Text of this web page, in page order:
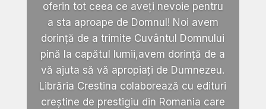
oferin tot ceea ce aveți nevoie pentru
a sta aproape de Domnul! Noi avem
dorință de a trimite Cuvântul Domnului
pină la capătul lumii,avem dorință de a
vă ajuta să vă apropiați de Dumnezeu.
Librăria Crestina colaborează cu edituri
creștine de prestigiu din Romania care